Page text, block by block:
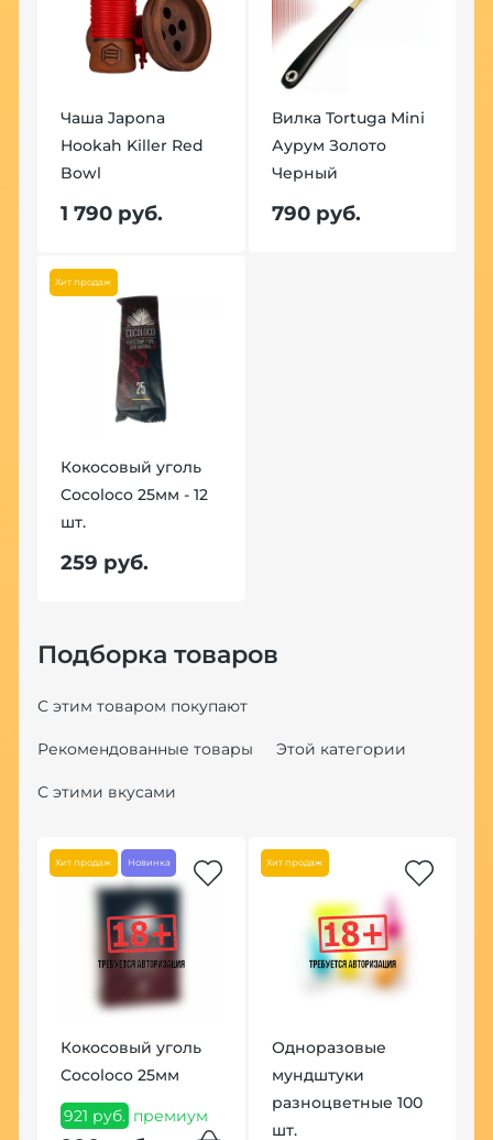
Чаша Japona
Hookah Killer Red
Bowl
1 790 руб.
Вилка Tortuga Mini
Аурум Золото
Черный
790 руб.
Хит продаж
Кокосовый уголь
Cocoloco 25мм - 12
шт.
259 руб.
Подборка товаров
С этим товаром покупают
Рекомендованные товары Этой категории
С этими вкусами
Хит продаж Новинка
Кокосовый уголь
Cocoloco 25мм
921 руб. премиум
Хит продаж
Одноразовые
мундштуки
разноцветные 100
шт.